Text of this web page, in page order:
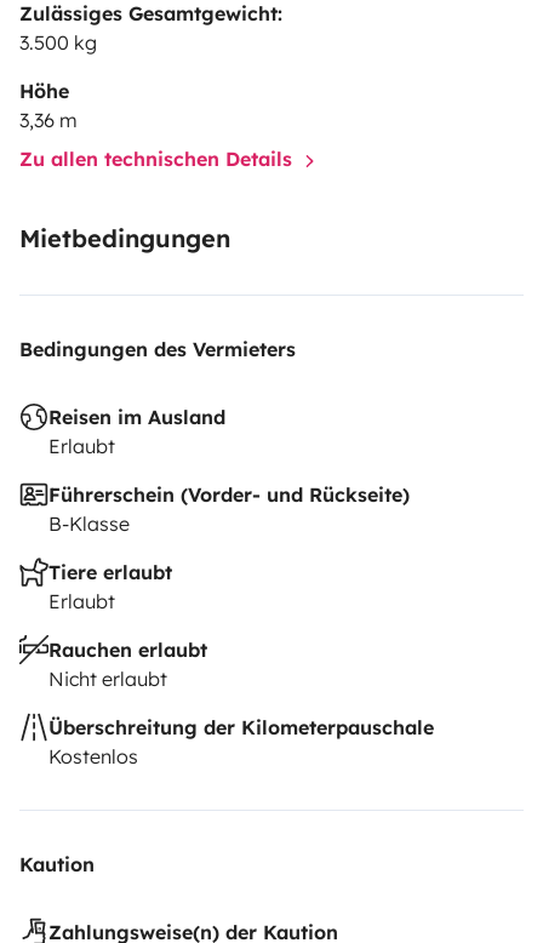
Zulässiges Gesamtgewicht:
3.500 kg
Höhe
3,36 m
Zu allen technischen Details
Mietbedingungen
Bedingungen des Vermieters
Reisen im Ausland
Erlaubt
Führerschein (Vorder- und Rückseite)
B-Klasse
Tiere erlaubt
Erlaubt
Rauchen erlaubt
Nicht erlaubt
Überschreitung der Kilometerpauschale
Kostenlos
Kaution
Zahlungsweise(n) der Kaution